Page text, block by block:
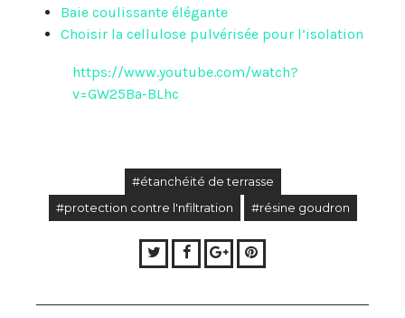
Baie coulissante élégante
Choisir la cellulose pulvérisée pour l’isolation
https://www.youtube.com/watch?
v=GW25Ba-BLhc
#étanchéité de terrasse
#protection contre l'nfiltration
#résine goudron
TwitterFacebook
Google+Pinterest